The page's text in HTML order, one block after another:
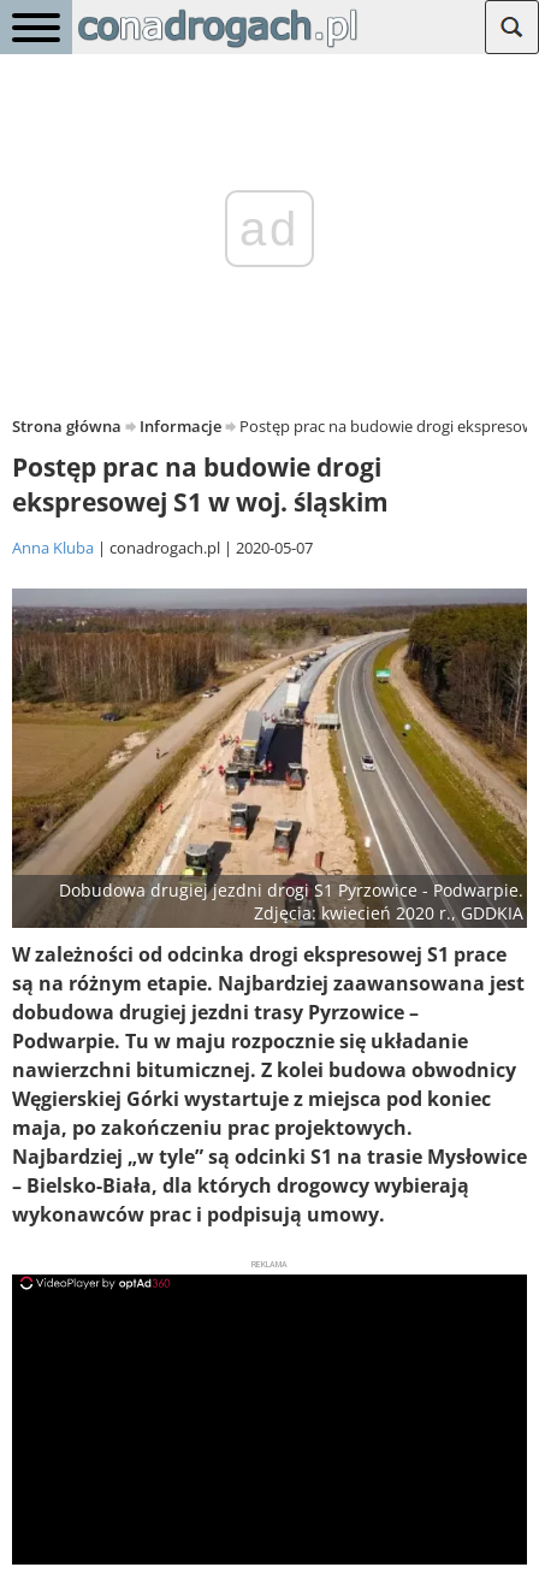
ad
Strona główna Informacje Postęp prac na budowie drogi
Postęp prac na budowie drogi
ekspresowej S1 w woj. śląskim
Anna Kluba conadrogach.pl 2020-05-07
Dobudowa drugiej jezdni drogi S1 Pyrzowice - Podwarpie.
Zdjęcia: kwiecień 2020 r., GDDKIA
W zależności od odcinka drogi ekspresowej S1 prace
są na różnym etapie. Najbardziej zaawansowana jest
dobudowa drugiej jezdni trasy Pyrzowice –
Podwarpie. Tu w maju rozpocznie się układanie
nawierzchni bitumicznej. Z kolei budowa obwodnicy
Węgierskiej Górki wystartuje z miejsca pod koniec
maja, po zakończeniu prac projektowych.
Najbardziej „w tyle” są odcinki S1 na trasie Mysłowice
– Bielsko-Biała, dla których drogowcy wybierają
wykonawców prac i podpisują umowy.
REKLAMA